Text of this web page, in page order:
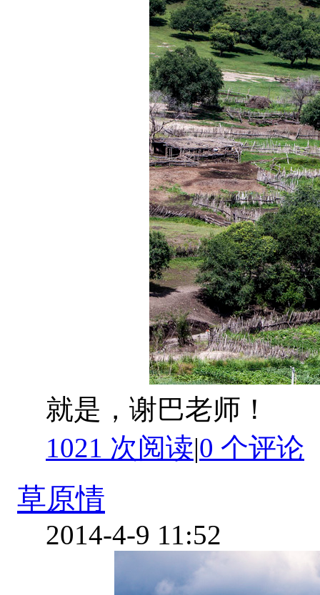
就是，谢巴老师！
1021 次阅读|0 个评论
草原情
2014-4-9 11:52